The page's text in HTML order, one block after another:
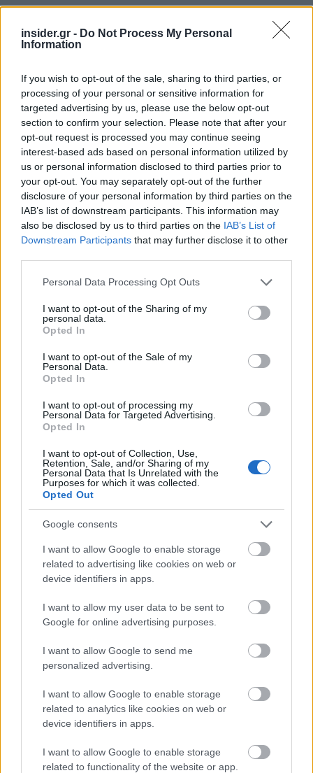
insider.gr - Do Not Process My Personal
Information
If you wish to opt-out of the sale, sharing to third parties, or
processing of your personal or sensitive information for
targeted advertising by us, please use the below opt-out
section to confirm your selection. Please note that after your
opt-out request is processed you may continue seeing
interest-based ads based on personal information utilized by
us or personal information disclosed to third parties prior to
your opt-out. You may separately opt-out of the further
disclosure of your personal information by third parties on the
IAB’s list of downstream participants. This information may
also be disclosed by us to third parties on the IAB’s List of
Downstream Participants that may further disclose it to other
Please note that this website/app uses one or more Google
not limited to your visit or usage behaviour. You may click to
grant or deny consent to Google and its third-party tags to
use your data for below specified purposes in below Google
consent section.
Personal Data Processing Opt Outs
I want to opt-out of the Sharing of my
personal data.
Opted In
I want to opt-out of the Sale of my
Personal Data.
Opted In
I want to opt-out of processing my
Personal Data for Targeted Advertising.
Opted In
I want to opt-out of Collection, Use,
Retention, Sale, and/or Sharing of my
Personal Data that Is Unrelated with the
Purposes for which it was collected.
Opted Out
Google consents
I want to allow Google to enable storage
related to advertising like cookies on web or
device identifiers in apps.
I want to allow my user data to be sent to
Google for online advertising purposes.
I want to allow Google to send me
personalized advertising.
I want to allow Google to enable storage
related to analytics like cookies on web or
device identifiers in apps.
I want to allow Google to enable storage
related to functionality of the website or app.
Κάτι που ισχύει και για τα όσα συνέβησαν, πριν
λίγες ημέρες, με την συμφωνία που επιτεύχθηκε,
πάντα στην Ευρώπη, για τον νέο κανονισμό για τις
επιστροφές. Μια ιστορική συμφωνία
-αποτέλεσμα και της προσπάθειας που κατέβαλε
η χώρα μας- χάρη στην οποία όποιος δεν
δικαιούται να παραμείνει στην Ευρωπαϊκή Ένωση
θα μπορεί να επαναπατρίζεται, με πιο
αποτελεσματικό και γρήγορο τρόπο.
Με τους νέους κανόνες, παράλληλα, θα μπορούν
να δημιουργούνται κέντρα επαναπατρισμού σε
τρίτες χώρες, ακολουθώντας τον δρόμο που
Αλβανία. Μια καινοτόμος λύση, που η αριστερά
προσπάθησε να καταπολεμήσει με κάθε τρόπο,
μετατράπηκε, σήμερα, σε εργαλείο στην διάθεση
ολόκληρης της Ευρώπης. Υπεράσπιση των
συνόρων, δραστική μείωση των αποβιβάσεων,
άμεσος επαναπατρισμός όσων δεν δικαιούνται να
βρίσκονται εδώ. Η Ιταλία έδειξε τον δρόμο και
σήμερα η Ευρώπη τον ακολουθεί».
Ακολουθήστε το insider.gr στο Google News
και μάθετε
πρώτοι όλες τιςειδήσειςαπό την Ελλάδα και τον κόσμο.